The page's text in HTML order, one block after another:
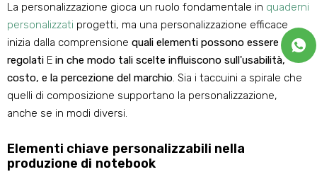
La personalizzazione gioca un ruolo fondamentale in quaderni
personalizzati progetti, ma una personalizzazione efficace
inizia dalla comprensione quali elementi possono essere
regolati E in che modo tali scelte influiscono sull'usabilità,
costo, e la percezione del marchio. Sia i taccuini a spirale che
quelli di composizione supportano la personalizzazione,
anche se in modi diversi.
Elementi chiave personalizzabili nella
produzione di notebook